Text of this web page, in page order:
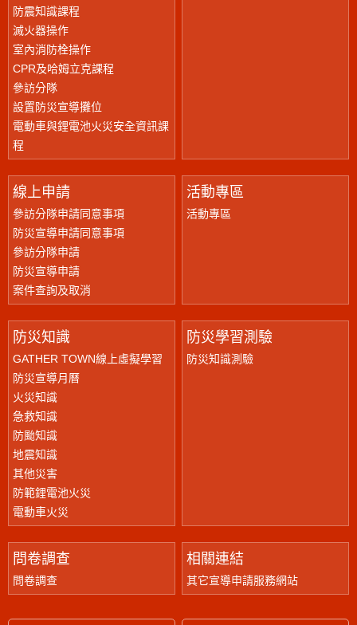
防震知識課程
滅火器操作
室內消防栓操作
CPR及哈姆立克課程
參訪分隊
設置防災宣導攤位
電動車與鋰電池火災安全資訊課
程
線上申請
參訪分隊申請同意事項
防災宣導申請同意事項
參訪分隊申請
防災宣導申請
案件查詢及取消
活動專區
活動專區
防災知識
GATHER TOWN線上虛擬學習
防災宣導月曆
火災知識
急救知識
防颱知識
地震知識
其他災害
防範鋰電池火災
電動車火災
防災學習測驗
防災知識測驗
問卷調查
問卷調查
相關連結
其它宣導申請服務網站